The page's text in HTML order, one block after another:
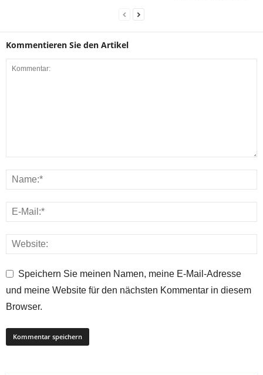
Kommentieren Sie den Artikel
Speichern Sie meinen Namen, meine E-Mail-Adresse
und meine Website für den nächsten Kommentar in diesem
Browser.